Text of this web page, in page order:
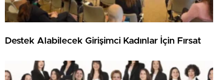
Destek Alabilecek Girişimci Kadınlar İçin Fırsat